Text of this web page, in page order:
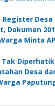
Register Desa
Dokumen
Minta
Tak
Desa